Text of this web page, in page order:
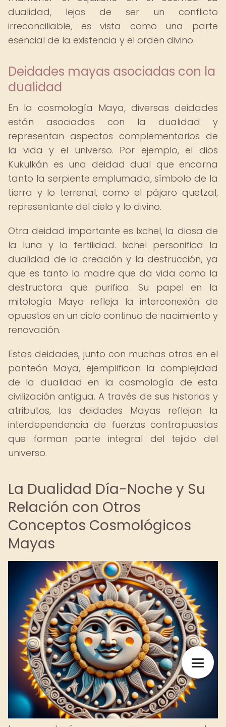
dualidad, lejos de ser un conflicto
irreconciliable, es vista como una parte
esencial de la existencia y el orden divino.
Deidades mayas asociadas con la
dualidad
En la cosmología Maya, diversas deidades
están asociadas con la dualidad y
representan aspectos complementarios de
la vida y el universo. Por ejemplo, el dios
Kukulkán es una deidad dual que encarna
tanto la serpiente emplumada, símbolo de la
tierra y lo terrenal, como el pájaro quetzal,
representante del cielo y lo divino.
Otra deidad importante es Ixchel, la diosa de
la luna y la fertilidad. Ixchel personifica la
dualidad de la creación y la destrucción, ya
que es tanto la madre que da vida como la
destructora que purifica. Su papel en la
mitología Maya refleja la interconexión de
opuestos en un ciclo continuo de nacimiento y
renovación.
Estas deidades, junto con muchas otras en el
panteón Maya, ejemplifican la complejidad
de la dualidad en la cosmología de esta
civilización antigua. A través de sus historias y
atributos, las deidades Mayas reflejan la
interdependencia de fuerzas contrapuestas
que forman parte integral del tejido del
universo.
La Dualidad Día-Noche y Su
Relación con Otros
Conceptos Cosmológicos
Mayas